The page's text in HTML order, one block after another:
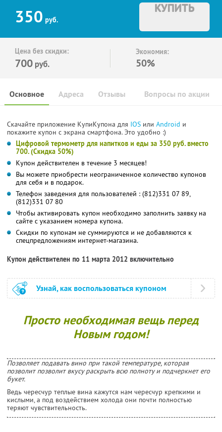
350 руб.
КУПИТЬ
Цена без скидки:
700 руб.
Экономия:
50%
Основное Отзывы Вопросы по акции
Адреса
Скачайте приложение КупиКупона для IOS или Android и
покажите купон с экрана смартфона. Это удобно :)
Цифровой термометр для напитков и еды за 350 руб. вместо
700. (Скидка 50%)
Купон действителен в течение 3 месяцев!
Вы можете приобрести неограниченное количество купонов
для себя и в подарок.
Телефон заведения для пользователей : (812)331 07 89,
(812)331 07 80
Чтобы активировать купон необходимо заполнить заявку на
сайте с указанием номера купона.
Скидки по купонам не суммируются и не добавляются к
спецпредложениям интернет-магазина.
Купон действителен по 11 марта 2012 включительно
Узнай, как воспользоваться купоном
Просто необходимая вещь перед
Новым годом!
Позволяет подавать вино при такой температуре, которая
позволит позволит вкусу раскрыть всю полноту и подчеркнет его
букет.
Ведь чересчур теплые вина кажутся нам чересчур крепкими и
кислыми, а под воздействием холода они почти полностью
теряют чувствительность.